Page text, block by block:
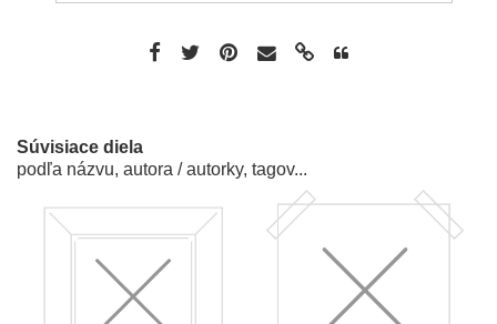
Súvisiace diela
podľa názvu, autora / autorky, tagov...